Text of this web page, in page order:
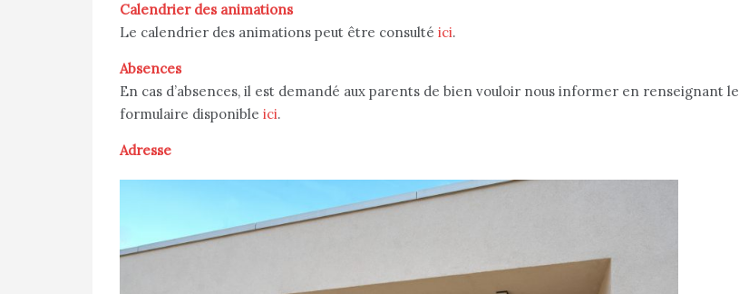
Calendrier des animations
Le calendrier des animations peut être consulté ici.
Absences
En cas d’absences, il est demandé aux parents de bien vouloir nous informer en renseignant le
formulaire disponible ici.
Adresse